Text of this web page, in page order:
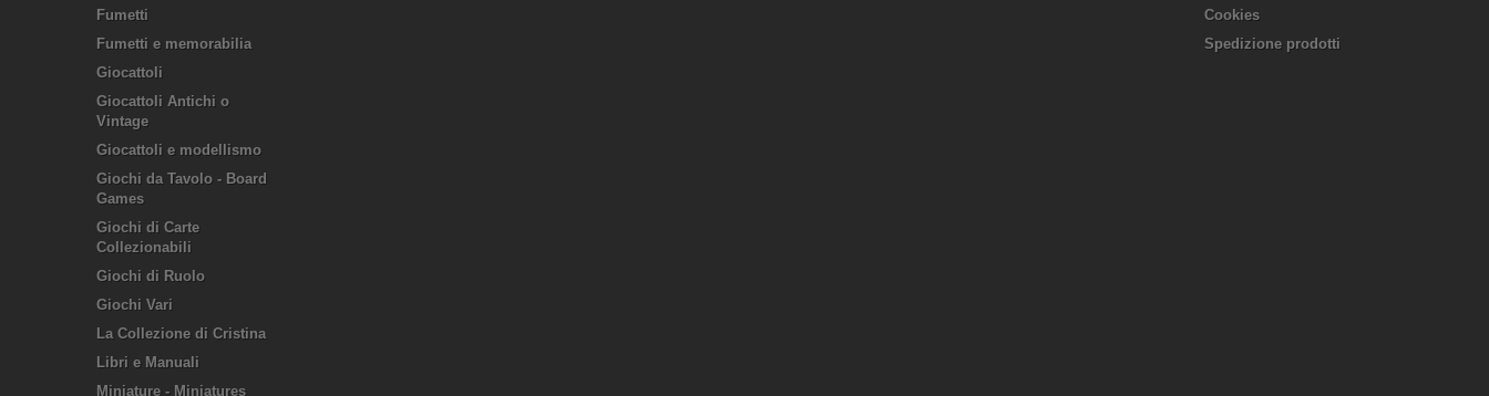
Fumetti
Fumetti e memorabilia
Giocattoli
Giocattoli Antichi o
Vintage
Giocattoli e modellismo
Giochi da Tavolo - Board
Games
Giochi di Carte
Collezionabili
Giochi di Ruolo
Giochi Vari
La Collezione di Cristina
Libri e Manuali
Miniature - Miniatures
Cookies
Spedizione prodotti